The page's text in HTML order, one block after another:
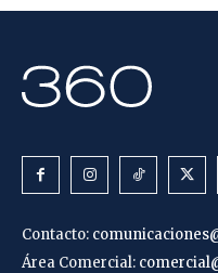
Contacto:
Área Comercial: